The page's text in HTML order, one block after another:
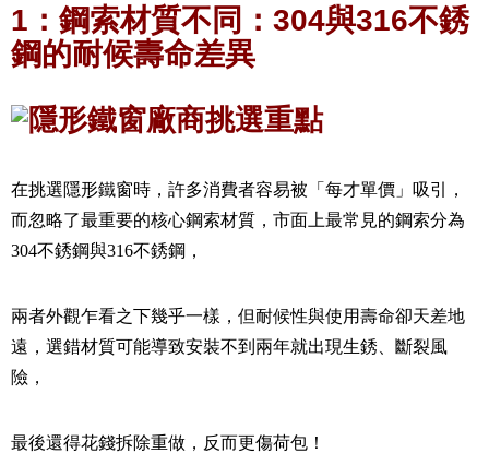
1 ： 鋼索材質不同： 304與316不銹
鋼的耐候壽命差異
在挑選隱形鐵窗時，許多消費者容易被「每才單價」吸引，
而忽略了最重要的核心鋼索材質， 市面上最常見的鋼索分為
304不銹鋼與316不銹鋼，
兩者外觀乍看之下幾乎一樣，但耐候性與使用壽命卻天差地
遠， 選錯材質可能導致安裝不到兩年就出現生銹、斷裂風
險，
最後還得花錢拆除重做，反而更傷荷包！